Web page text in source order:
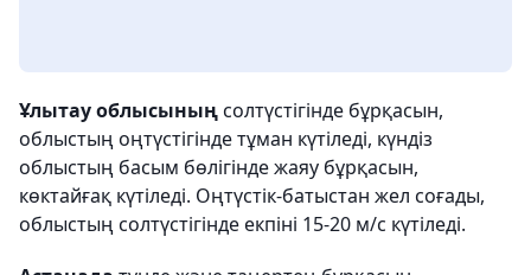
Ұлытау облысыныңсолтүстігінде бұрқасын,
облыстың оңтүстігінде тұман күтіледі, күндіз
облыстың басым бөлігінде жаяу бұрқасын,
көктайғақ күтіледі. Оңтүстік-батыстан жел соғады,
облыстың солтүстігінде екпіні 15-20 м/с күтіледі.